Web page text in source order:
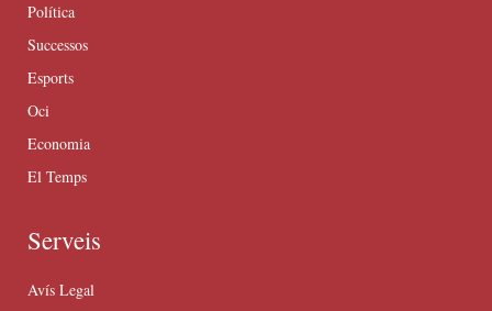
Política
Successos
Esports
Oci
Economia
El Temps
Serveis
Avís Legal